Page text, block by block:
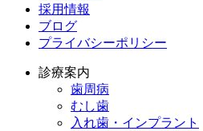
採用情報
ブログ
プライバシーポリシー
診療案内
歯周病
むし歯
入れ歯・インプラント